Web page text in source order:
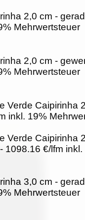
2,0 cm -
Mehrwertsteuer
2,0 cm -
Mehrwertsteuer
Verde Caipirinha
inkl. 19%
Verde Caipirinha
1098.16 €/lfm inkl.
3,0 cm -
Mehrwertsteuer